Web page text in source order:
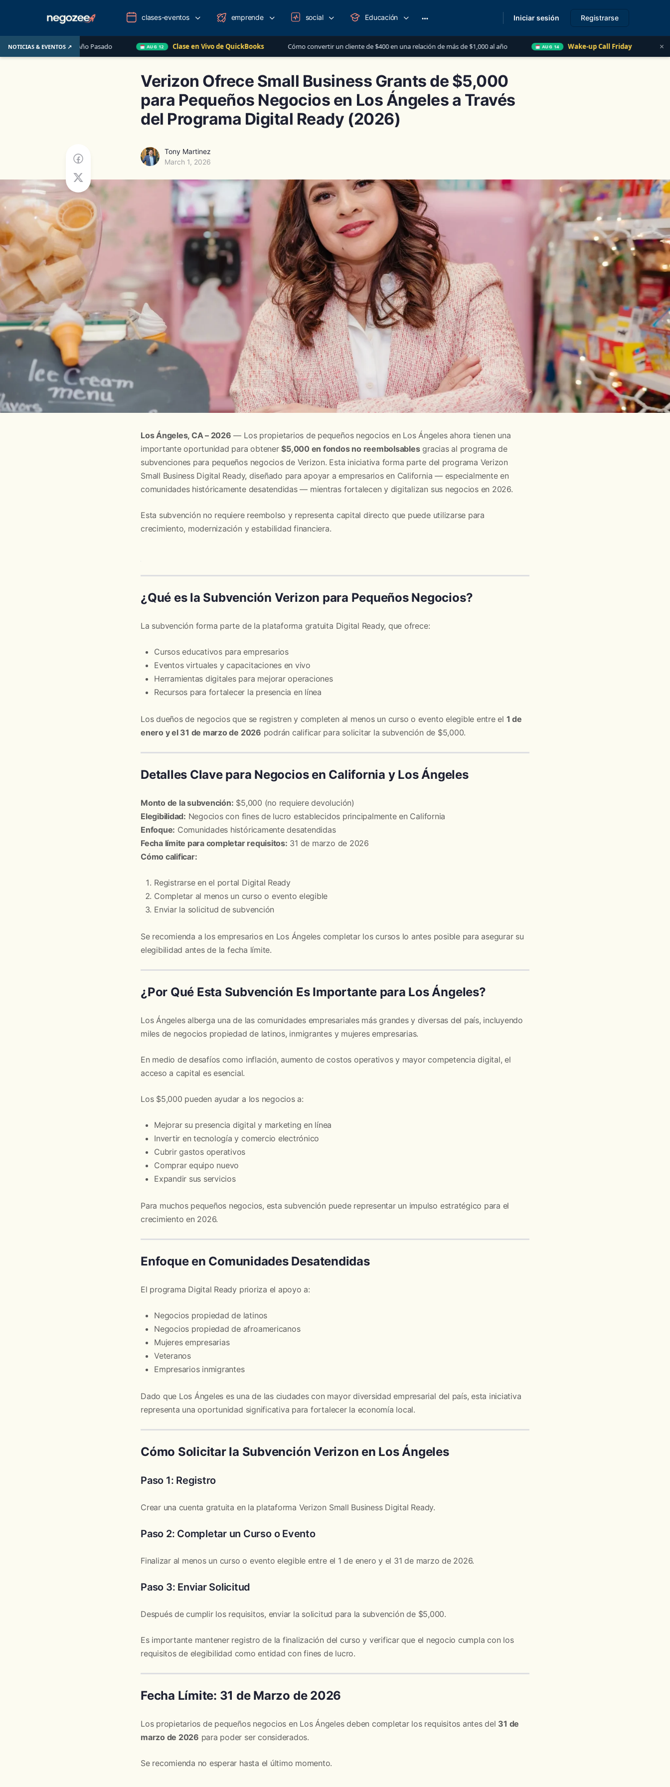
NOTICIAS & EVENTOS ↗
Pasado AUG 12 Clase en Vivo de QuickBooks Cómo convertir un cliente de $400 en una relación de más de $1,000 al año AUG 14 Wake-up Call Friday Las 5 Cosas que Todo ×
clases-eventos emprende social Educación
options
Iniciar sesión Registrarse
Verizon Ofrece Small Business Grants de $5,000
para Pequeños Negocios en Los Ángeles a Través
del Programa Digital Ready (2026)
Tony Martinez
March 1, 2026
Los Ángeles, CA – 2026 — Los propietarios de pequeños negocios en Los Ángeles ahora tienen una
importante oportunidad para obtener$5,000 en fondos no reembolsablesgracias al programa de
subvenciones para pequeños negocios de Verizon. Esta iniciativa forma parte del programa Verizon
Small Business Digital Ready, diseñado para apoyar a empresarios en California — especialmente en
comunidades históricamente desatendidas — mientras fortalecen y digitalizan sus negocios en 2026.
Esta subvención no requiere reembolso y representa capital directo que puede utilizarse para
crecimiento, modernización y estabilidad financiera.
¿Qué es la Subvención Verizon para Pequeños Negocios?
La subvención forma parte de la plataforma gratuita Digital Ready, que ofrece:
Cursos educativos para empresarios
Eventos virtuales y capacitaciones en vivo
Herramientas digitales para mejorar operaciones
Recursos para fortalecer la presencia en línea
Los dueños de negocios que se registren y completen al menos un curso o evento elegible entre el 1 de
enero y el 31 de marzo de 2026 podrán calificar para solicitar la subvención de $5,000.
Detalles Clave para Negocios en California y Los Ángeles
Monto de la subvención: $5,000 (no requiere devolución)
Elegibilidad: Negocios con fines de lucro establecidos principalmente en California
Enfoque: Comunidades históricamente desatendidas
Fecha límite para completar requisitos: 31 de marzo de 2026
Cómo calificar:
Registrarse en el portal Digital Ready
Completar al menos un curso o evento elegible
Enviar la solicitud de subvención
Se recomienda a los empresarios en Los Ángeles completar los cursos lo antes posible para asegurar su
elegibilidad antes de la fecha límite.
¿Por Qué Esta Subvención Es Importante para Los Ángeles?
Los Ángeles alberga una de las comunidades empresariales más grandes y diversas del país, incluyendo
miles de negocios propiedad de latinos, inmigrantes y mujeres empresarias.
En medio de desafíos como inflación, aumento de costos operativos y mayor competencia digital, el
acceso a capital es esencial.
Los $5,000 pueden ayudar a los negocios a:
Mejorar su presencia digital y marketing en línea
Invertir en tecnología y comercio electrónico
Cubrir gastos operativos
Comprar equipo nuevo
Expandir sus servicios
Para muchos pequeños negocios, esta subvención puede representar un impulso estratégico para el
crecimiento en 2026.
Enfoque en Comunidades Desatendidas
El programa Digital Ready prioriza el apoyo a:
Negocios propiedad de latinos
Negocios propiedad de afroamericanos
Mujeres empresarias
Veteranos
Empresarios inmigrantes
Dado que Los Ángeles es una de las ciudades con mayor diversidad empresarial del país, esta iniciativa
representa una oportunidad significativa para fortalecer la economía local.
Cómo Solicitar la Subvención Verizon en Los Ángeles
Paso 1: Registro
Crear una cuenta gratuita en la plataforma Verizon Small Business Digital Ready.
Paso 2: Completar un Curso o Evento
Finalizar al menos un curso o evento elegible entre el 1 de enero y el 31 de marzo de 2026.
Paso 3: Enviar Solicitud
Después de cumplir los requisitos, enviar la solicitud para la subvención de $5,000.
Es importante mantener registro de la finalización del curso y verificar que el negocio cumpla con los
requisitos de elegibilidad como entidad con fines de lucro.
Fecha Límite: 31 de Marzo de 2026
Los propietarios de pequeños negocios en Los Ángeles deben completar los requisitos antes del 31 de
marzo de 2026 para poder ser considerados.
Se recomienda no esperar hasta el último momento.